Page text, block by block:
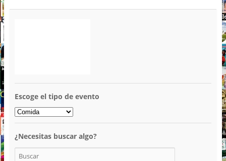
Escoge el tipo de evento
¿Necesitas buscar algo?